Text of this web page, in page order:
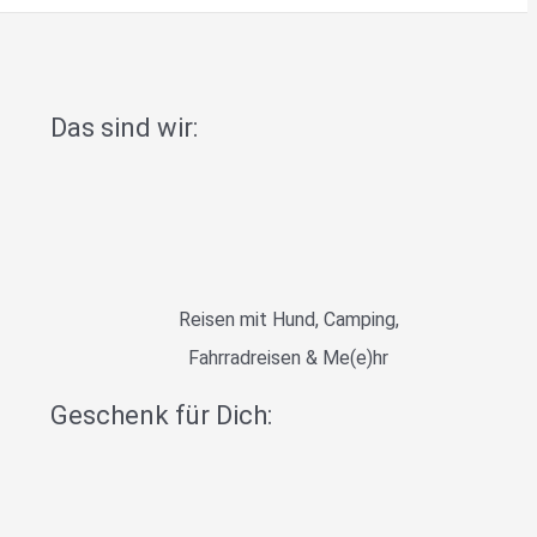
Das sind wir:
Reisen mit Hund, Camping,
Fahrradreisen & Me(e)hr
Geschenk für Dich: